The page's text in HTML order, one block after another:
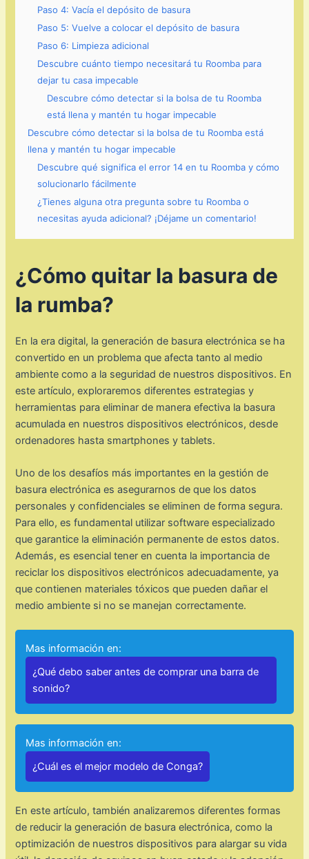
Paso 4: Vacía el depósito de basura
Paso 5: Vuelve a colocar el depósito de basura
Paso 6: Limpieza adicional
Descubre cuánto tiempo necesitará tu Roomba para
dejar tu casa impecable
Descubre cómo detectar si la bolsa de tu Roomba
está llena y mantén tu hogar impecable
Descubre cómo detectar si la bolsa de tu Roomba está
llena y mantén tu hogar impecable
Descubre qué significa el error 14 en tu Roomba y cómo
solucionarlo fácilmente
¿Tienes alguna otra pregunta sobre tu Roomba o
necesitas ayuda adicional? ¡Déjame un comentario!
¿Cómo quitar la basura de
la rumba?
En la era digital, la generación de basura electrónica se ha
convertido en un problema que afecta tanto al medio
ambiente como a la seguridad de nuestros dispositivos. En
este artículo, exploraremos diferentes estrategias y
herramientas para eliminar de manera efectiva la basura
acumulada en nuestros dispositivos electrónicos, desde
ordenadores hasta smartphones y tablets.
Uno de los desafíos más importantes en la gestión de
basura electrónica es asegurarnos de que los datos
personales y confidenciales se eliminen de forma segura.
Para ello, es fundamental utilizar software especializado
que garantice la eliminación permanente de estos datos.
Además, es esencial tener en cuenta la importancia de
reciclar los dispositivos electrónicos adecuadamente, ya
que contienen materiales tóxicos que pueden dañar el
medio ambiente si no se manejan correctamente.
Mas información en:
¿Qué debo saber antes de comprar una barra de
sonido?
Mas información en:
¿Cuál es el mejor modelo de Conga?
En este artículo, también analizaremos diferentes formas
de reducir la generación de basura electrónica, como la
optimización de nuestros dispositivos para alargar su vida